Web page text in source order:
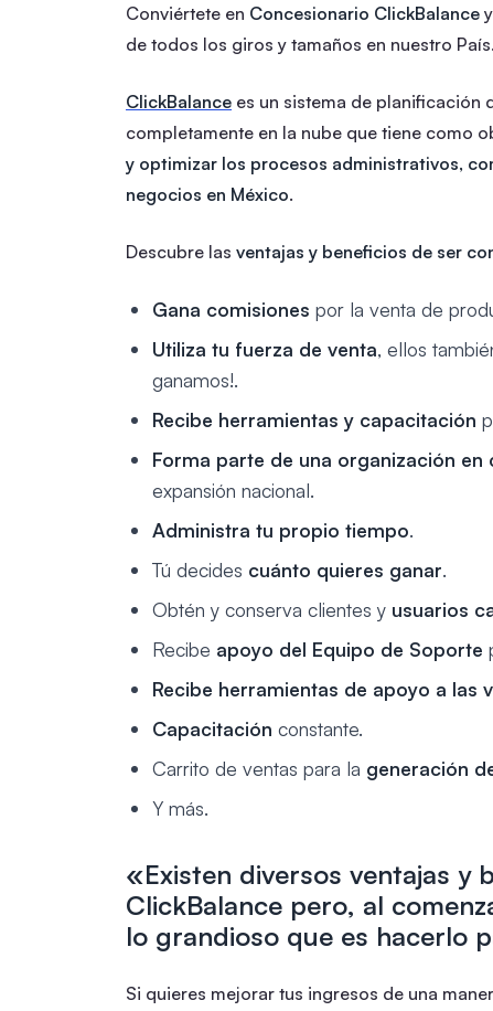
Conviértete en Concesionario ClickBalance
de todos los giros y tamaños en nuestro País.
ClickBalance es un sistema de planificación
completamente en la nube que tiene como
y optimizar los procesos administrativos,
negocios en México.
Descubre las ventajas y beneficios de ser
Gana comisiones por la venta de
Utiliza tu fuerza de venta, ellos
ganamos!.
Recibe herramientas y capacitación
Forma parte de una organización
expansión nacional.
Administra tu propio tiempo.
Tú decides cuánto quieres ganar.
Obtén y conserva clientes y usuarios
Recibe apoyo del Equipo de Soporte
Recibe herramientas de apoyo a las
Capacitación constante.
Carrito de ventas para la generación
Y más.
«Existen diversos ventajas y
ClickBalance pero, al
lo grandioso que es hacerlo
Si quieres mejorar tus ingresos de una